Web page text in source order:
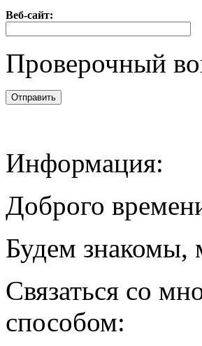
Веб-сайт:
Проверочный
Информация:
Доброго
Будем знакомы,
Связаться со
способом: